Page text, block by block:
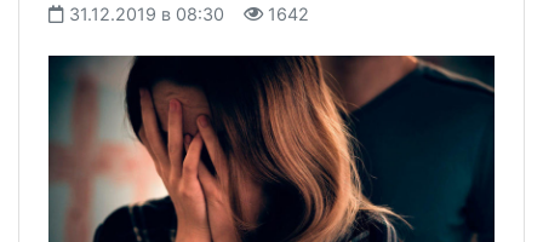
31.12.2019 в 08:30 1642